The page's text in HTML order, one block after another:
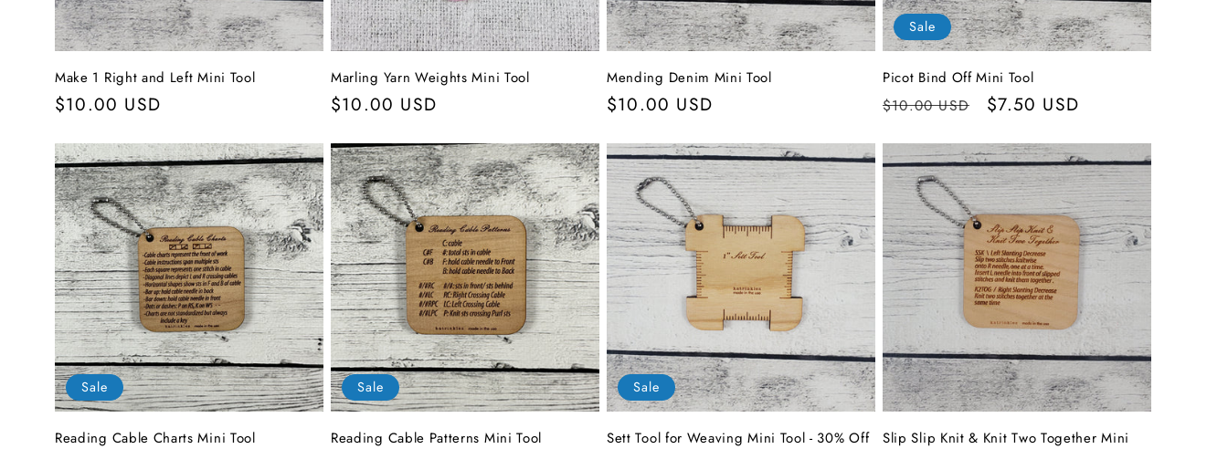
Make 1 Right and Left Mini Tool
Normaler
$10.00 USD
Marling Yarn Weights Mini Tool
Normaler
$10.00 USD
Mending Denim Mini Tool
Normaler
$10.00 USD
Sale
Picot Bind Off Mini Tool
Normaler
$10.00 USD Verkaufspreis
$7.50 USD
Sale
Reading Cable Charts Mini Tool
Sale
Reading Cable Patterns Mini Tool
Sale
Sett Tool for Weaving Mini Tool - 30% Off
Slip Slip Knit & Knit Two Together Mini